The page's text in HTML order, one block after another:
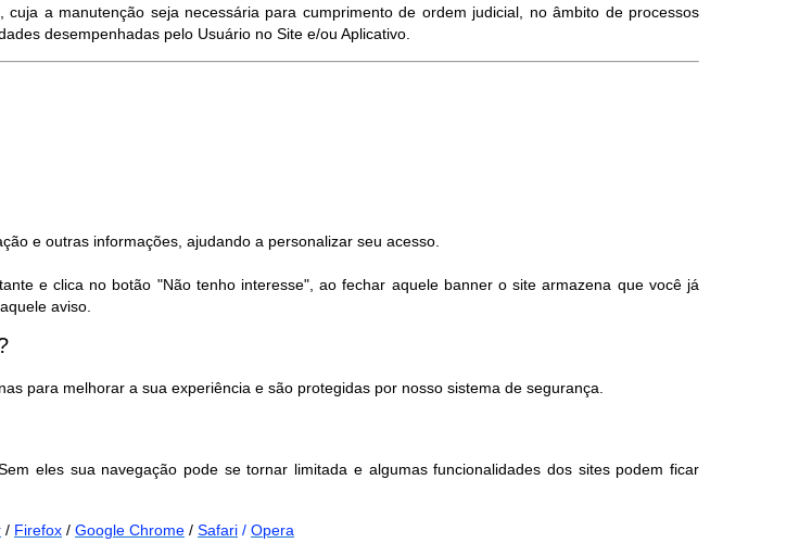
a manutenção seja necessária para cumprimento de ordem judicial, no âmbito de processos
desempenhadas pelo Usuário no Site e/ou Aplicativo.
e outras informações, ajudando a personalizar seu acesso.
e clica no botão "Não tenho interesse", ao fechar aquele banner o site armazena que você já
aviso.
para melhorar a sua experiência e são protegidas por nosso sistema de segurança.
eles sua navegação pode se tornar limitada e algumas funcionalidades dos sites podem ficar
/ Firefox / Google Chrome / Safari / Opera